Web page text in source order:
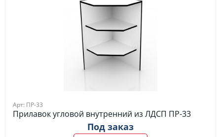
Арт: ПР-33
Прилавок угловой внутренний из ЛДСП ПР-33
Под заказ